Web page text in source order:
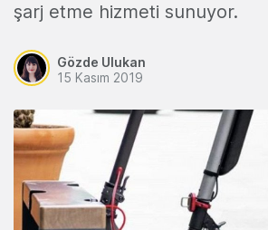
şarj etme hizmeti sunuyor.
Gözde Ulukan
15 Kasım 2019